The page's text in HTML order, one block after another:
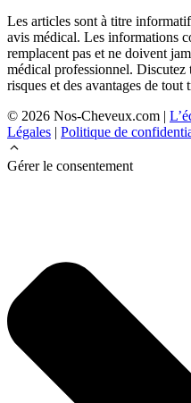
Les articles sont à titre
avis médical. Les informations
remplacent pas et ne doivent
médical professionnel.
risques et des avantages de tout
© 2026 Nos-Cheveux.com |
Légales | Politique de
Gérer le consentement